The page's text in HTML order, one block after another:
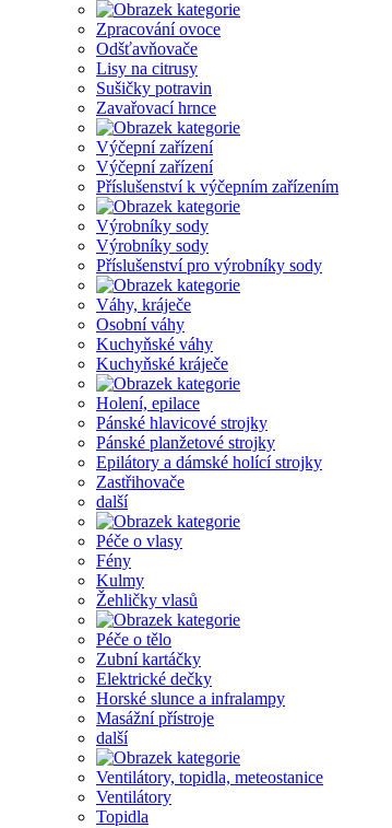
Zpracování ovoce
Odšťavňovače
Lisy na citrusy
Sušičky potravin
Zavařovací hrnce
Výčepní zařízení
Výčepní zařízení
Příslušenství k výčepním zařízením
Výrobníky sody
Výrobníky sody
Příslušenství pro výrobníky sody
Váhy, kráječe
Osobní váhy
Kuchyňské váhy
Kuchyňské kráječe
Holení, epilace
Pánské hlavicové strojky
Pánské planžetové strojky
Epilátory a dámské holící strojky
Zastřihovače
další
Péče o vlasy
Fény
Kulmy
Žehličky vlasů
Péče o tělo
Zubní kartáčky
Elektrické dečky
Horské slunce a infralampy
Masážní přístroje
další
Ventilátory, topidla, meteostanice
Ventilátory
Topidla